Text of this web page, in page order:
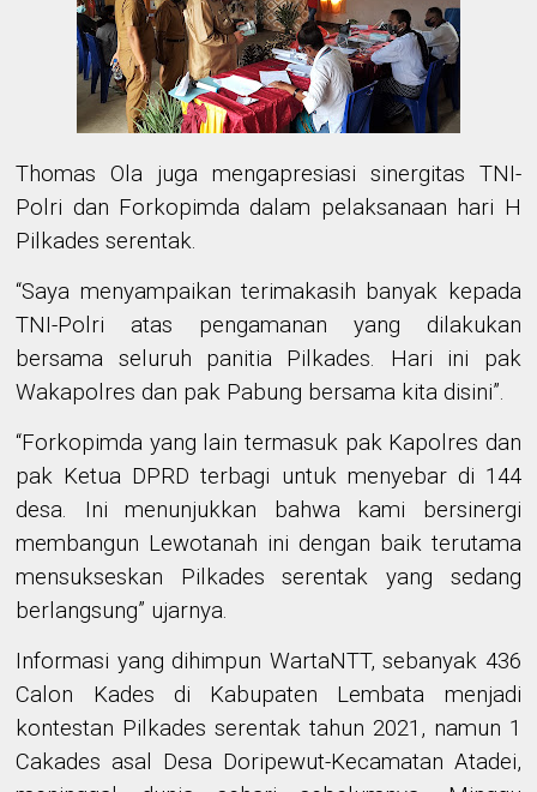
Thomas Ola juga mengapresiasi sinergitas TNI-
Polri dan Forkopimda dalam pelaksanaan hari H
Pilkades serentak.
“Saya menyampaikan terimakasih banyak kepada
TNI-Polri atas pengamanan yang dilakukan
bersama seluruh panitia Pilkades. Hari ini pak
Wakapolres dan pak Pabung bersama kita disini”.
“Forkopimda yang lain termasuk pak Kapolres dan
pak Ketua DPRD terbagi untuk menyebar di 144
desa. Ini menunjukkan bahwa kami bersinergi
membangun Lewotanah ini dengan baik terutama
mensukseskan Pilkades serentak yang sedang
berlangsung” ujarnya.
Informasi yang dihimpun WartaNTT, sebanyak 436
Calon Kades di Kabupaten Lembata menjadi
kontestan Pilkades serentak tahun 2021, namun 1
Cakades asal Desa Doripewut-Kecamatan Atadei,